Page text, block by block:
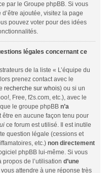
par le Groupe phpBB. Si vous
ajoutée, visitez la page
pouvez voter pour des idées
légales concernant ce
de la liste « L’équipe du
prenez contact avec le
recherche sur whois) ou si un
Free, f2s.com, etc.), avec le
le groupe phpBB n’a
être en aucune façon tenu pour
ce forum est utilisé. Il est inutile
question légale (cessions et
etc.) non directement
phpBB lui-même. Si vous
de l’utilisation d’une
attendre à une réponse très